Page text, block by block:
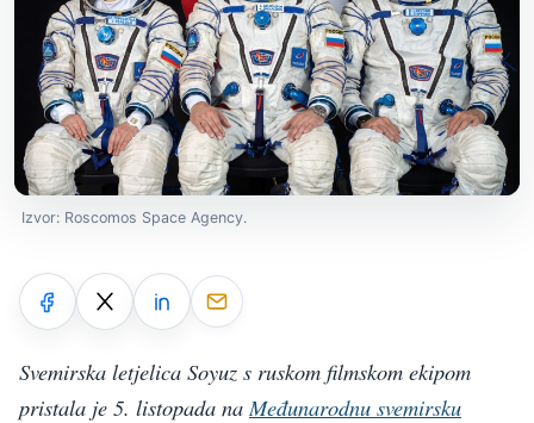
Izvor: Roscomos Space Agency.
Svemirska letjelica Soyuz s ruskom filmskom ekipom
pristala je 5. listopada naMeđunarodnu svemirsku